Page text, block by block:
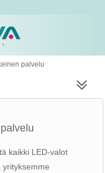
palvelu
kaikki LED-valot
yrityksemme